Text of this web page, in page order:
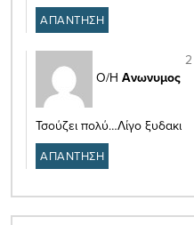
ΑΠΑΝΤΗΣΗ
Ο/Η Ανωνυμος
Τσούζει πολύ…Λίγο ξυδακι
ΑΠΑΝΤΗΣΗ